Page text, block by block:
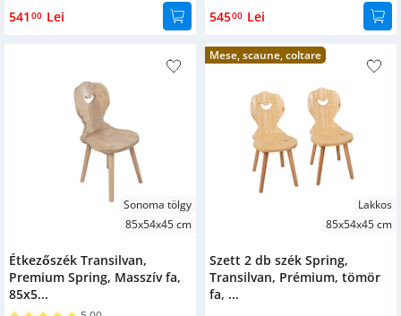
541 00 Lei 54500 Lei
Sonoma tölgy
85x54x45 cm
Étkezőszék Transilvan,
Premium Spring, Masszív fa,
85x5...
Mese, scaune, coltare
Lakkos
85x54x45 cm
Szett 2 db szék Spring,
Transilvan, Prémium, tömör
fa, ...